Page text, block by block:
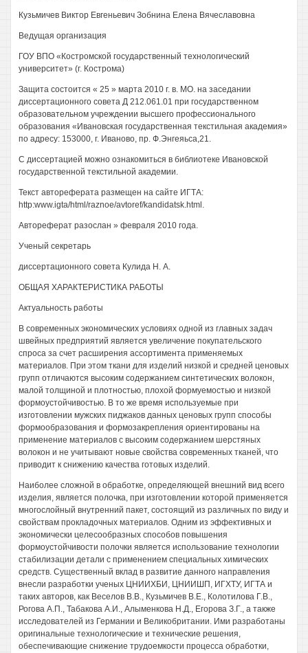
Кузьмичев Виктор Евгеньевич Зобнина Елена Вячеславовна
Ведущая организация
ГОУ ВПО «Костромской государственный технологический
университет» (г. Кострома)
Защита состоится « 25 » марта 2010 г. в. МО. на заседании
диссертационного совета Д 212.061.01 при государственном
образовательном учреждении высшего профессионального
образования «Ивановская государственная текстильная академия»
по адресу: 153000, г. Иваново, пр. Ф.Энгеяьса,21.
С диссертацией можно ознакомиться в библиотеке Ивановской
государственной текстильной академии.
Текст автореферата размещен на сайте ИГТА:
http:www.igta/html/raznoe/avtoref/kandidatsk.html.
Автореферат разослан » февраля 2010 года.
Ученый секретарь
диссертационного совета Кулида Н. А.
ОБЩАЯ ХАРАКТЕРИСТИКА РАБОТЫ
Актуальность работы
В современных экономических условиях одной из главных задач
швейных предприятий является увеличение покупательского
спроса за счет расширения ассортимента применяемых
материалов. При этом ткани для изделий низкой и средней ценовых
групп отличаются высоким содержанием синтетических волокон,
малой толщиной и плотностью, плохой формуемостью и низкой
формоустойчивостью. В то же время используемые при
изготовлении мужских пиджаков данных ценовых групп способы
формообразования и формозакрепления ориентированы на
применение материалов с высоким содержанием шерстяных
волокон и не учитывают новые свойства современных тканей, что
приводит к снижению качества готовых изделий.
Наиболее сложной в обработке, определяющей внешний вид всего
изделия, является полочка, при изготовлении которой применяется
многослойный внутренний пакет, состоящий из различных по виду и
свойствам прокладочных материалов. Одним из эффективных и
экономически целесообразных способов повышения
формоустойчивости полочки является использование технологии
стабилизации детали с применением специальных химических
средств. Существенный вклад в развитие данного направления
внесли разработки ученых ЦНИИХБИ, ЦНИИШП, ИГХТУ, ИГТА и
таких авторов, как Веселов В.В., Кузьмичев В.Е., Колотилова Г.В.,
Рогова А.П., Табакова А.И., Алыменкова Н.Д., Егорова З.Г., а также
исследователей из Германии и Великобритании. Ими разработаны
оригинальные технологические и технические решения,
обеспечивающие снижение трудоемкости процесса обработки,